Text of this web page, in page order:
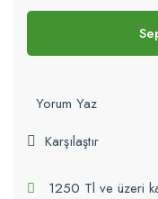
Yorum Yaz
Karşılaştır
1250 Tl ve üzeri